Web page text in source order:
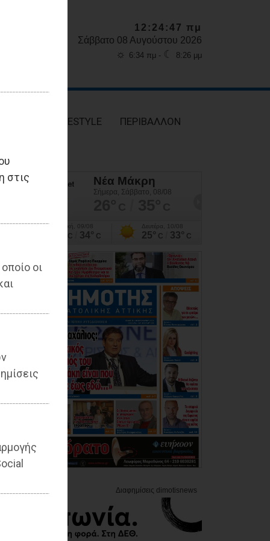
στις
οι
12:24:49 πμ
Σάββατο 08 Αυγούστου 2026
☼ 6:34 πμ - ☾ 8:26 μμ
LIFESTYLE ΠΕΡΙΒΑΛΛΟΝ